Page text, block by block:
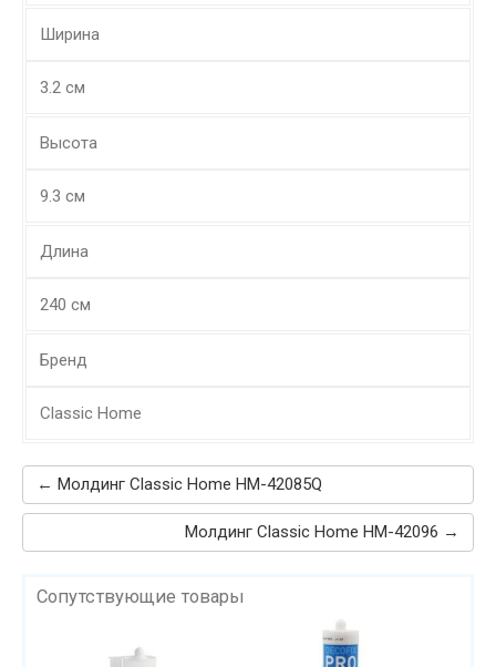
Ширина
3.2 см
Высота
9.3 см
Длина
240 см
Бренд
Classic Home
← Молдинг Classic Home HM-42085Q
Молдинг Classic Home HM-42096 →
Сопутствующие товары